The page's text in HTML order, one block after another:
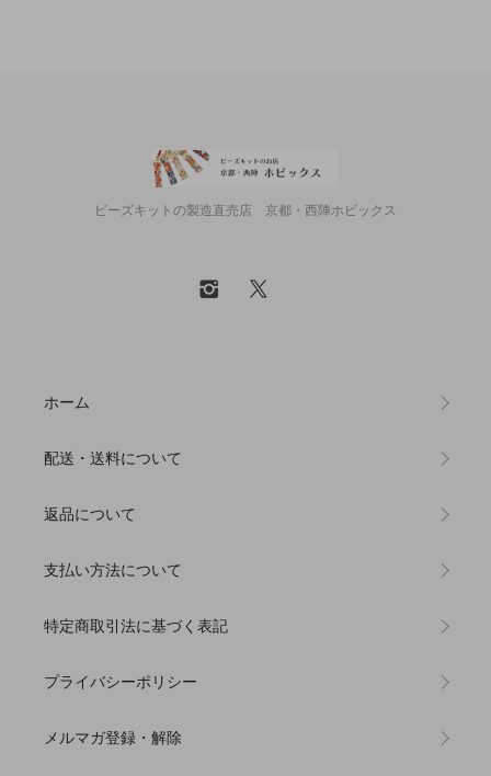
ビーズキットの製造直売店 京都・西陣ホビックス
ホーム
配送・送料について
返品について
支払い方法について
特定商取引法に基づく表記
プライバシーポリシー
メルマガ登録・解除